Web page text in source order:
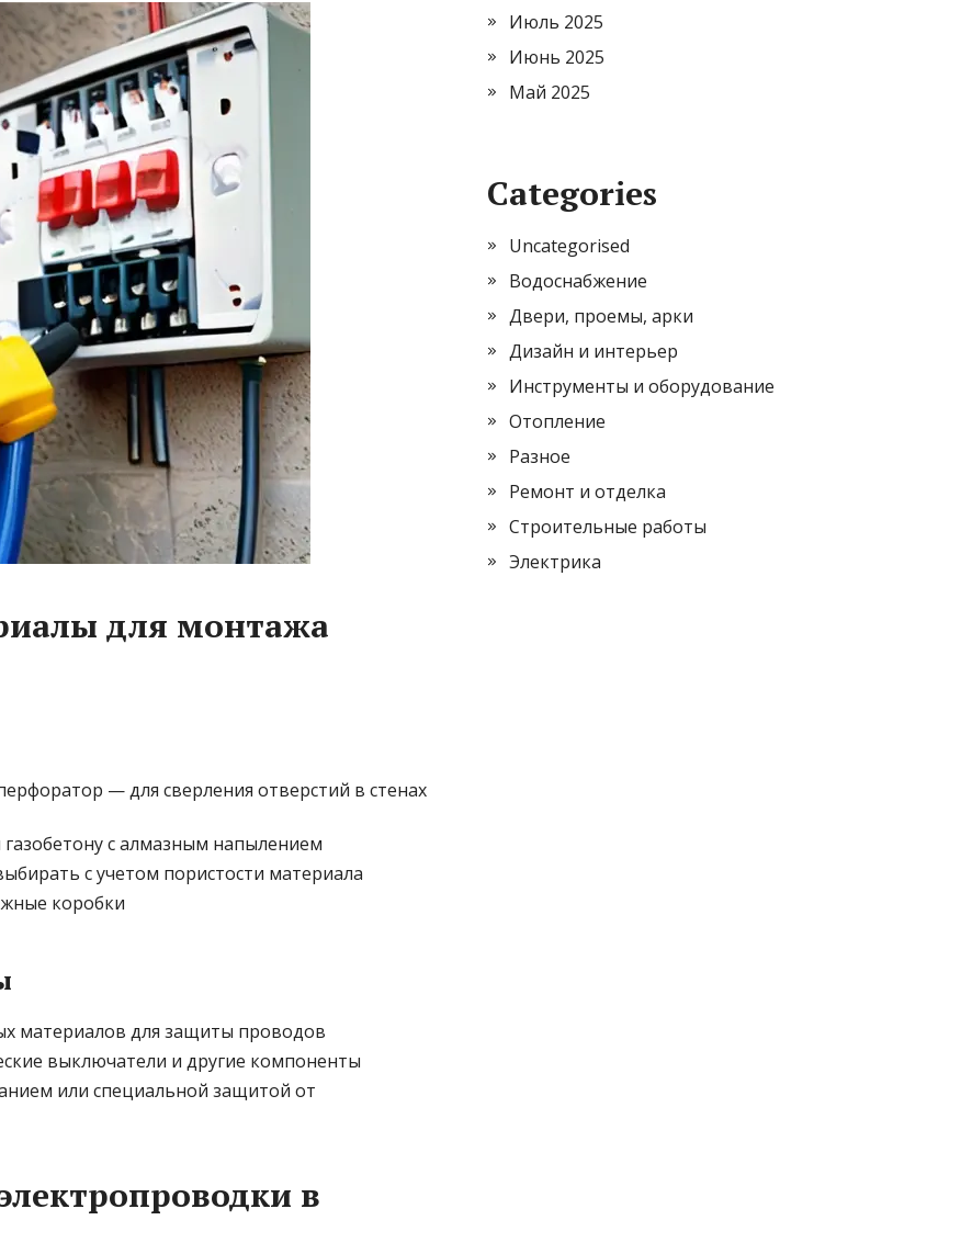
для монтажа
— для сверления отверстий в стенах
с алмазным напылением
с учетом пористости материала
коробки
материалов для защиты проводов
выключатели и другие компоненты
или специальной защитой от
в
Июль 2025
Июнь 2025
Май 2025
Categories
Uncategorised
Водоснабжение
Двери, проемы, арки
Дизайн и интерьер
Инструменты и оборудование
Отопление
Разное
Ремонт и отделка
Строительные работы
Электрика